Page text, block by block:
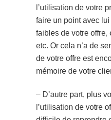
l’utilisation de votre
faire un point avec
faibles de votre offre,
etc. Or cela n’a de
de votre offre est
mémoire de votre
– D’autre part, plus
l’utilisation de votre